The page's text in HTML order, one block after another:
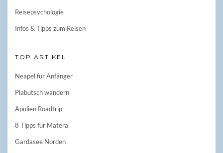
Reisepsychologie
Infos & Tipps zum Reisen
TOP ARTIKEL
Neapel für Anfänger
Plabutsch wandern
Apulien Roadtrip
8 Tipps für Matera
Gardasee Norden